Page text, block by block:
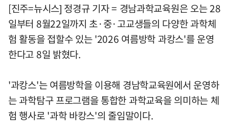
[진주=뉴시스] 정경규 기자 = 경남과학교육원은 오는 28
일부터 8월22일까지 초·중·고교생들의 다양한 과학체
험 활동을 접할수 있는 '2026 여름방학 과캉스'를 운영
한다고 8일 밝혔다.
'과캉스'는 여름방학을 이용해 경남학교육원에서 운영하
는 과학탐구 프로그램을 통합한 과학교육을 의미하는 체
험 행사로 '과학 바캉스'의 줄임말이다.